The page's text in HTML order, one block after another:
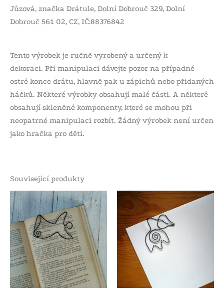
Jůzová, značka Drátule, Dolní Dobrouč 329, Dolní
Dobrouč 561 02, CZ, IČ:88376842
Tento výrobek je ručně vyrobený a určený k
dekoraci. Při manipulaci dávejte pozor na případné
ostré konce drátu, hlavně pak u zápichů nebo přidaných
háčků. Některé výrobky obsahují malé části. A některé
obsahují skleněné komponenty, které se mohou při
neopatrné manipulaci rozbít. Žádný výrobek není určen
jako hračka pro děti.
Související produkty